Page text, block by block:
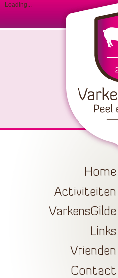
Loading...
Home
Activiteiten
VarkensGilde
Links
Vrienden
Contact